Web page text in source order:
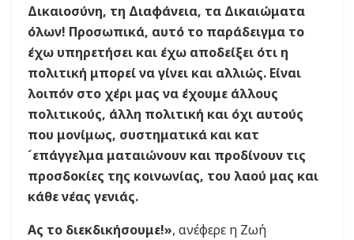
Δικαιοσύνη, τη Διαφάνεια, τα Δικαιώματα
όλων! Προσωπικά, αυτό το παράδειγμα το
έχω υπηρετήσει και έχω αποδείξει ότι η
πολιτική μπορεί να γίνει και αλλιώς. Είναι
λοιπόν στο χέρι μας να έχουμε άλλους
πολιτικούς, άλλη πολιτική και όχι αυτούς
που μονίμως, συστηματικά και κατ
´επάγγελμα ματαιώνουν και προδίνουν τις
προσδοκίες της κοινωνίας, του λαού μας και
κάθε νέας γενιάς.
Ας το διεκδικήσουμε!», ανέφερε η Ζωή